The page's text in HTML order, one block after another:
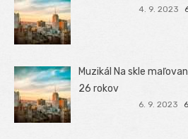
4. 9. 2023
Muzikál Na skle
26 rokov
6. 9. 2023